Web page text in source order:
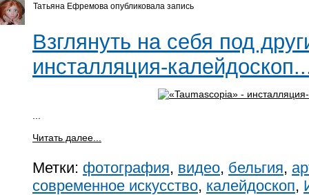
Татьяна Ефремова опубликовала запись
Взглянуть на себя под
инсталляция-
Читать далее...
Метки: фотография, видео, бельгия,
современное искусство, калейдоскоп,